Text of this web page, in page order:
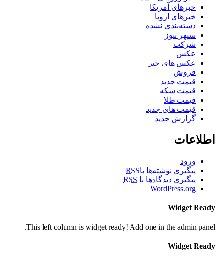
خبرهای آمریکا
خبرهای اروپا
دسته‌بندی نشده
سپهر نیوز
شرکت
عکس
عکس های خبر
فروش
قیمت جدید
قیمت سکه
قیمت طلا
قیمت های جدید
گزارش جدید
ورود
پیگیری نوشته‌ها باRSS
پیگیری دیدگاه‌ها باRSS
WordPress.org
Widget
This left column is widget ready! Add one in the admin
Widget